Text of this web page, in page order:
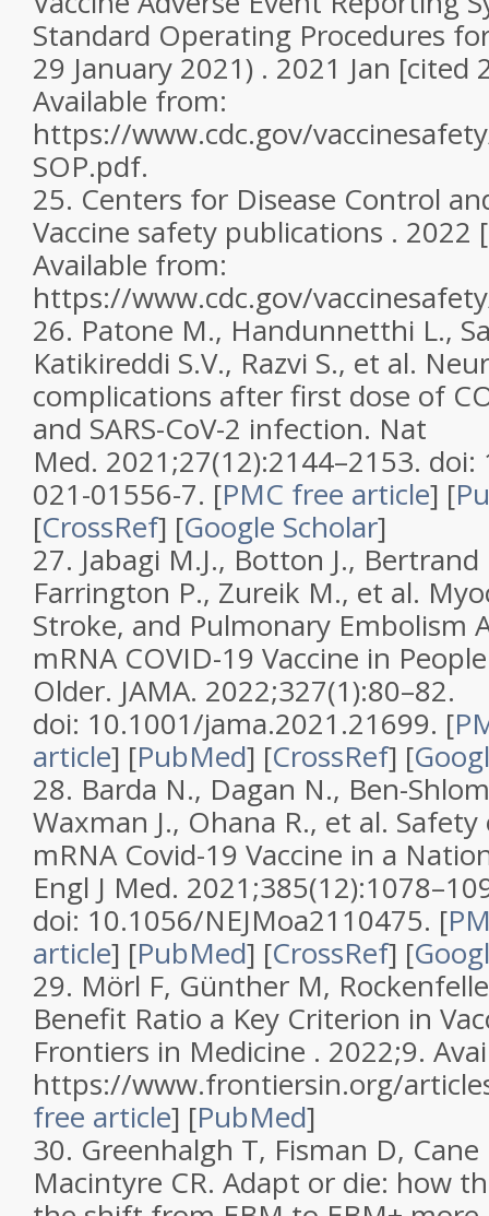
Standard Operating Procedures
29 January 2021) . 2021 Jan [cited
Available from:
https://www.cdc.gov/
SOP.pdf.
25. Centers for Disease Control
Vaccine safety publications . 2022
Available from:
https://www.cdc.gov/
26. Patone M., Handunnetthi L.,
Katikireddi S.V., Razvi S., et al.
complications after first dose of
and SARS-CoV-2 infection. Nat
Med. 2021;27(12):2144–2153.
021-01556-7. [PMC free article] [
[CrossRef] [Google Scholar]
27. Jabagi M.J., Botton J.,
Farrington P., Zureik M., et al.
Stroke, and Pulmonary Embolism
mRNA COVID-19 Vaccine in
Older. JAMA. 2022;327(1):80–82.
doi: 10.1001/jama.2021.21699. [
article] [PubMed] [CrossRef] [
28. Barda N., Dagan N., Ben-
Waxman J., Ohana R., et al.
mRNA Covid-19 Vaccine in a
Engl J Med. 2021;385
doi: 10.1056/NEJMoa2110475. [
article] [PubMed] [CrossRef] [
29. Mörl F, Günther M,
Benefit Ratio a Key Criterion in
Frontiers in Medicine . 2022;9.
https://www.frontiersin.org/
free article] [PubMed]
30. Greenhalgh T, Fisman D,
Macintyre CR. Adapt or die: how